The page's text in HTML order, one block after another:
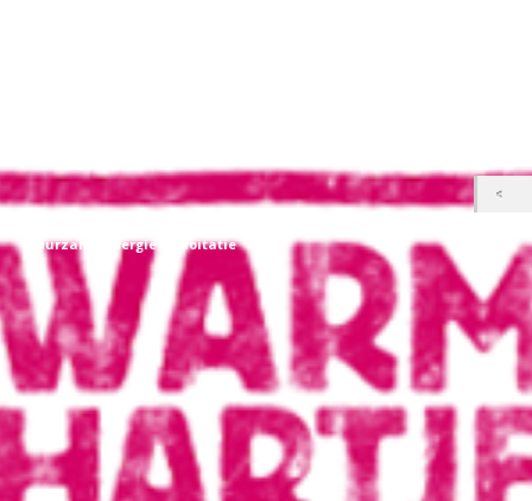
duurzame energie exploitatie